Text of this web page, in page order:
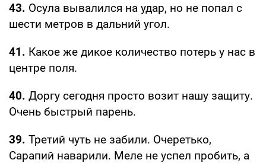
43. Осула вывалился на удар, но не попал с
шести метров в дальний угол.
41. Какое же дикое количество потерь у нас в
центре поля.
40. Доргу сегодня просто возит нашу защиту.
Очень быстрый парень.
39. Третий чуть не забили. Очеретько,
Сарапий наварили. Меле не успел пробить, а